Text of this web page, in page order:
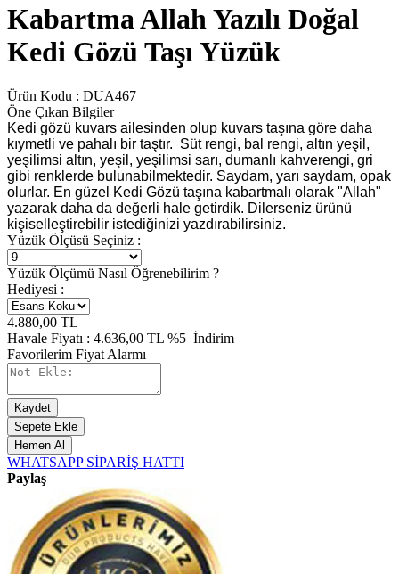
Kabartma Allah Yazılı Doğal
Kedi Gözü Taşı Yüzük
Ürün Kodu : DUA467
Öne Çıkan Bilgiler
Kedi gözü kuvars ailesinden olup kuvars taşına göre daha
kıymetli ve pahalı bir taştır. Süt rengi, bal rengi, altın yeşil,
yeşilimsi altın, yeşil, yeşilimsi sarı, dumanlı kahverengi, gri
gibi renklerde bulunabilmektedir. Saydam, yarı saydam, opak
olurlar. En güzel Kedi Gözü taşına kabartmalı olarak "Allah"
yazarak daha da değerli hale getirdik. Dilerseniz ürünü
kişiselleştirebilir istediğinizi yazdırabilirsiniz.
Yüzük Ölçüsü Seçiniz :
Yüzük Ölçümü Nasıl Öğrenebilirim ?
Hediyesi :
4.880,00 TL
Havale Fiyatı : 4.636,00 TL %5 İndirim
Favorilerim Fiyat Alarmı
Kaydet
Sepete Ekle
Hemen Al
WHATSAPP SİPARİŞ HATTI
Paylaş